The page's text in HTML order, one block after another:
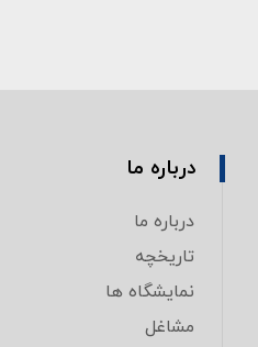
درباره ما
درباره ما
تاریخچه
نمایشگاه ها
مشاغل